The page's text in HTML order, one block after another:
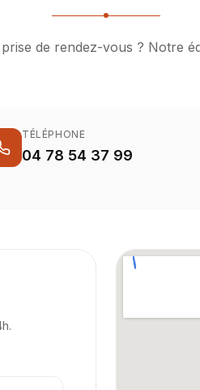
de rendez-vous ? Notre
TÉLÉPHONE
04 78 54 37 99